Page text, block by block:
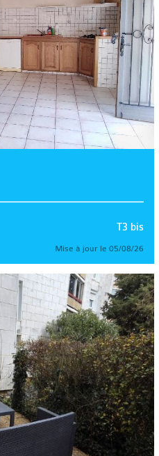
T3 bis
Mise à jour le 05/08/26